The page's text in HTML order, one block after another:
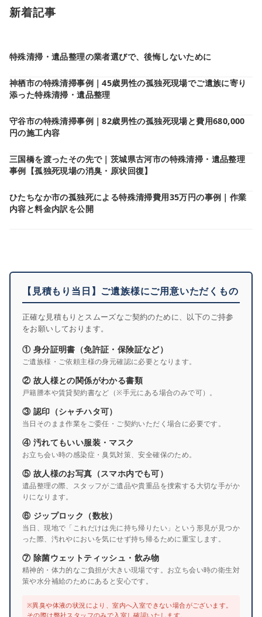
新着記事
特殊清掃・遺品整理の業者選びで、後悔しないために
神栖市の特殊清掃事例｜45歳男性の孤独死現場でご遺族に寄り
添った特殊清掃・遺品整理
守谷市の特殊清掃事例｜82歳男性の孤独死現場と費用680,000
円の施工内容
三国橋を渡ったその先で｜茨城県古河市の特殊清掃・遺品整理
事例【孤独死現場の消臭・原状回復】
ひたちなか市の孤独死による特殊清掃費用35万円の事例｜作業
内容と料金内訳を公開
【見積もり当日】ご遺族様にご用意いただくもの
正確な見積もりとスムーズなご契約のために、以下のご持参
をお願いしております。
① 身分証明書（免許証・保険証など）
ご遺族様・ご依頼主様の身元確認に必要となります。
② 故人様との関係がわかる書類
戸籍謄本や賃貸契約書など（※手元にある場合のみで可）。
③ 認印（シャチハタ可）
当日そのまま作業をご委任・ご契約いただく場合に必要です。
④ 汚れてもいい服装・マスク
お立ち会い時の感染症・臭気対策、安全確保のため。
⑤ 故人様のお写真（スマホ内でも可）
遺品整理の際、スタッフがご遺品や貴重品を捜索する大切な手がか
りになります。
⑥ ジップロック（数枚）
当日、現地で「これだけは先に持ち帰りたい」という形見が見つか
った際、汚れやにおいを気にせず持ち帰るために重宝します。
⑦ 除菌ウェットティッシュ・飲み物
精神的・体力的なご負担が大きい現場です。お立ち会い時の衛生対
策や水分補給のためにあると安心です。
※異臭や体液の状況により、室内へ入室できない場合がございます。
その際は弊社スタッフのみで入室し確認いたします。